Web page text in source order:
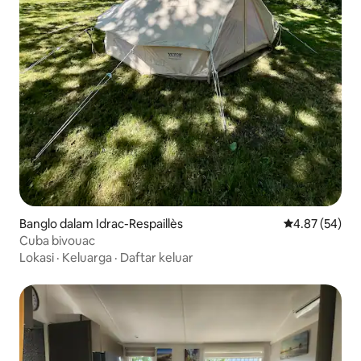
Banglo dalam Idrac-Respaillès Penarafan
4.87 (54)
Cuba bivouac
Lokasi · Keluarga · Daftar keluar